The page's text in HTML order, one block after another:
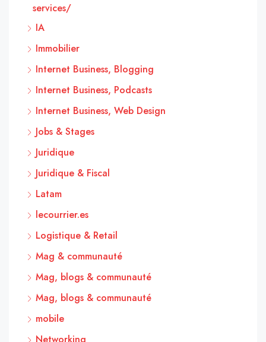
services/
IA
Immobilier
Internet Business, Blogging
Internet Business, Podcasts
Internet Business, Web Design
Jobs & Stages
Juridique
Juridique & Fiscal
Latam
lecourrier.es
Logistique & Retail
Mag & communauté
Mag, blogs & communauté
Mag, blogs & communauté
mobile
Networking